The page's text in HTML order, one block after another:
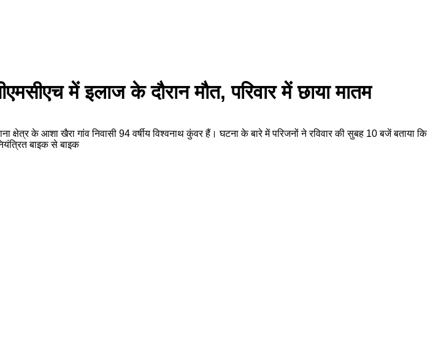
में इलाज के दौरान मौत, परिवार में छाया मातम
के आशा खैरा गांव निवासी 94 वर्षीय विश्वनाथ कुंवर हैं। घटना के बारे में परिजनों ने रविवार की सुबह 10 बजें बताया कि
बाइक से बाइक